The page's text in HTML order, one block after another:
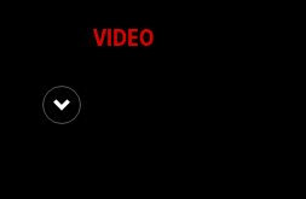
VIDEO